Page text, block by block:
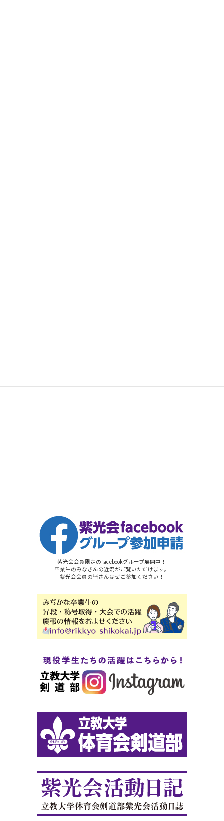
紫光会会員限定のfacebookグループ展開中！
卒業生のみなさんの近況がご覧いただけます。
紫光会会員の皆さんはぜご参加ください！